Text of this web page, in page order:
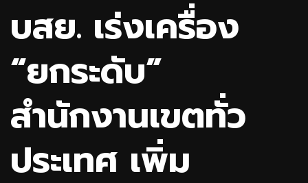
บสย. เร่งเครื่อง
“ยกระดับ”
สำนักงานเขตทั่ว
ประเทศ เพิ่ม